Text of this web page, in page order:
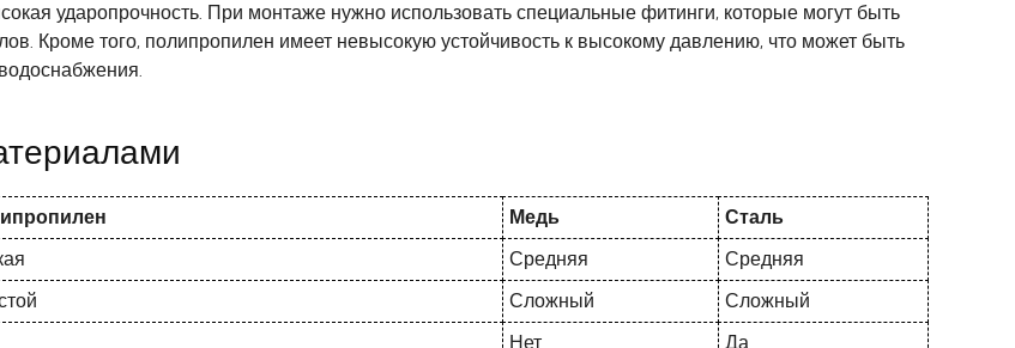
ударопрочность. При монтаже нужно использовать специальные фитинги, которые могут быть
Кроме того, полипропилен имеет невысокую устойчивость к высокому давлению, что может быть
Медь
Сталь
Средняя
Средняя
Сложный
Сложный
Нет Да